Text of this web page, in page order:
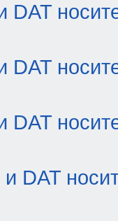
DAT
DAT
DAT
DAT